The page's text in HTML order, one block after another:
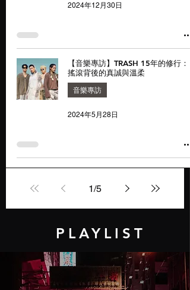
2024年12月30日
【音樂專訪】TRASH 15年的修行：
搖滾背後的真誠與溫柔
音樂專訪
2024年5月28日
1/5
PLAYLIST